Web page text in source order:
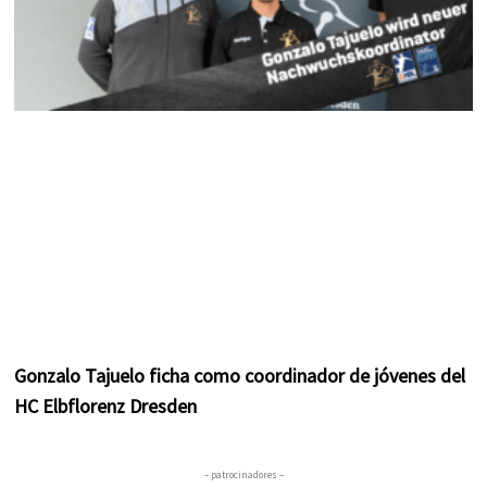
Gonzalo Tajuelo ficha como coordinador de jóvenes del
HC Elbflorenz Dresden
– patrocinadores –